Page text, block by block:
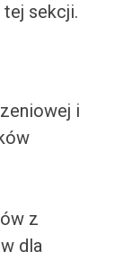
sekcji.
i
z
dla